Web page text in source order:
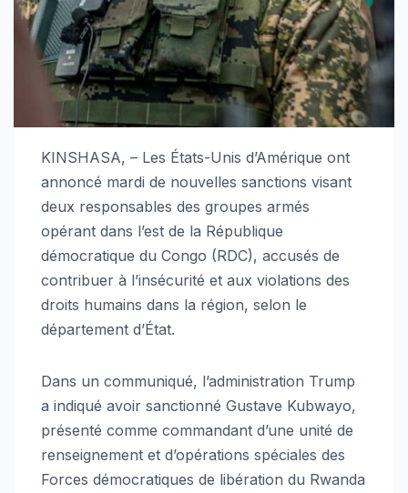
KINSHASA, – Les États-Unis d’Amérique ont
annoncé mardi de nouvelles sanctions visant
deux responsables des groupes armés
opérant dans l’est de la République
démocratique du Congo (RDC), accusés de
contribuer à l’insécurité et aux violations des
droits humains dans la région, selon le
département d’État.
Dans un communiqué, l’administration Trump
a indiqué avoir sanctionné Gustave Kubwayo,
présenté comme commandant d’une unité de
renseignement et d’opérations spéciales des
Forces démocratiques de libération du Rwanda